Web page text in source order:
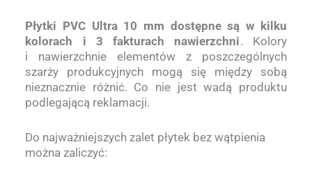
Płytki PVC Ultra 10 mm dostępne są w kilku
kolorach i 3 fakturach nawierzchni. Kolory
i nawierzchnie elementów z poszczególnych
szarży produkcyjnych mogą się między sobą
nieznacznie różnić. Co nie jest wadą produktu
podlegającą reklamacji.
Do najważniejszych zalet płytek bez wątpienia
można zaliczyć: